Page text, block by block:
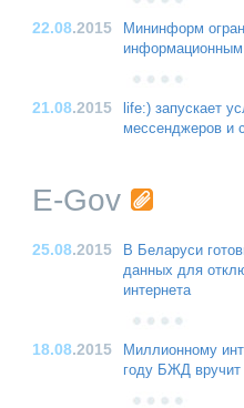
22.08.2015
Мининформ
информационным
21.08.2015
life:) запускает
мессенджеров и
E-Gov
25.08.2015
В Беларуси
данных для
интернета
18.08.2015
Миллионному
году БЖД вручит